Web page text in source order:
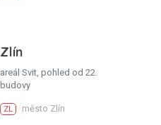
Zlín
areál Svit, pohled od 22.
budovy
ZL město Zlín